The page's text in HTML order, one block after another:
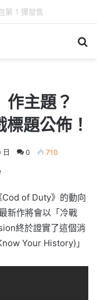
主題？
題公佈！
日 0 710
Cod of Duty》的動向
新作將會以「冷戰
終於證實了這個消
Your History)」